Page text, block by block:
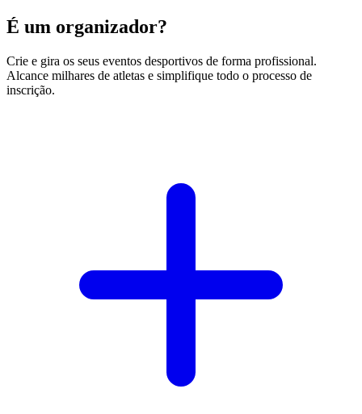
É um organizador?
Crie e gira os seus eventos desportivos de forma profissional.
Alcance milhares de atletas e simplifique todo o processo de
inscrição.